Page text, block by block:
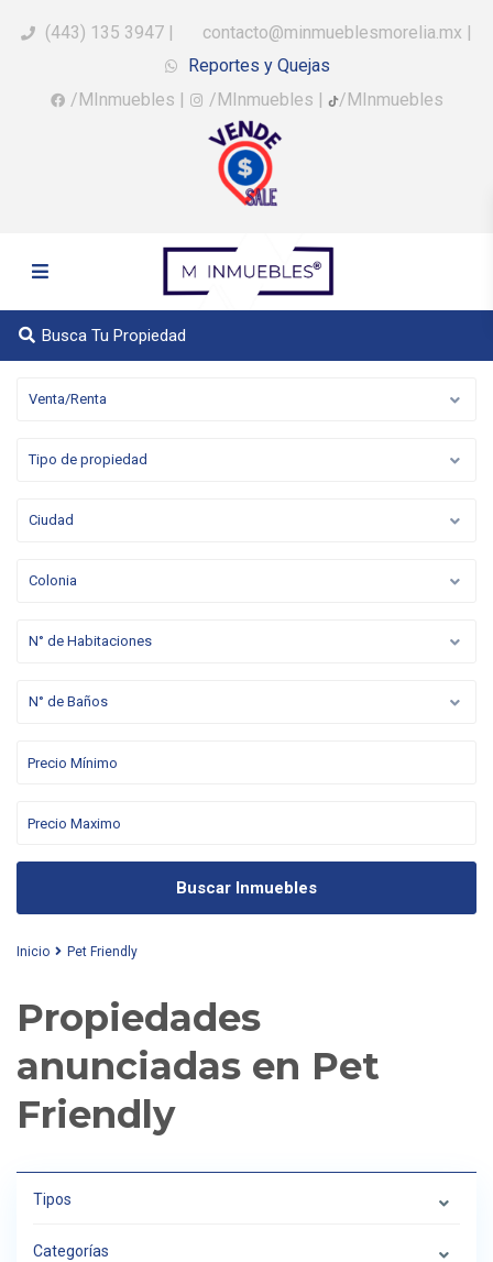
(443) 135 3947 | contacto@minmueblesmorelia.mx |
Reportes y Quejas
/MInmuebles | /MInmuebles | /MInmuebles
Busca Tu Propiedad
Venta/Renta
Tipo de propiedad
Ciudad
Colonia
N° de Habitaciones
N° de Baños
Buscar Inmuebles
Inicio Pet Friendly
Propiedades
anunciadas en Pet
Friendly
Tipos
Categorías